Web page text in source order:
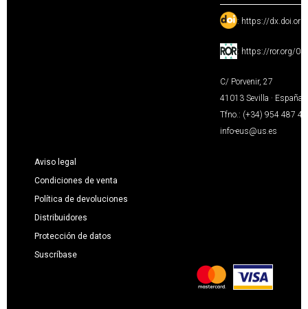
: https://
: https://ror.org/
C/ Porvenir, 27
41013 Sevilla · España
Tfno.: (+34) 954 487
info-eus@us.es
Aviso legal
Condiciones de venta
Política de devoluciones
Distribuidores
Protección de datos
Suscríbase